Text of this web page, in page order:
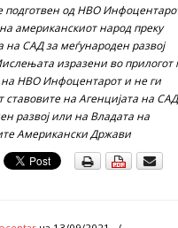
подготвен од НВО
американскиот народ преку
на САД за меѓународен развој
изразени во прилогот
на НВО Инфоцентарот и не ги
ставовите на Агенцијата на
развој или на Владата на
Американски Држави